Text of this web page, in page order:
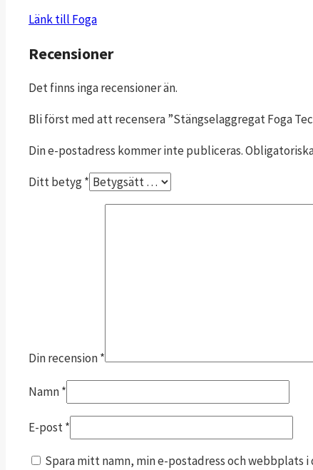
Länk till Foga
Recensioner
Det finns inga recensioner än.
Bli först med att recensera ”Stängselaggregat Foga
Din e-postadress kommer inte publiceras.
Ditt betyg*
Din recension*
Namn*
E-post*
Spara mitt namn, min e-postadress och webbplats